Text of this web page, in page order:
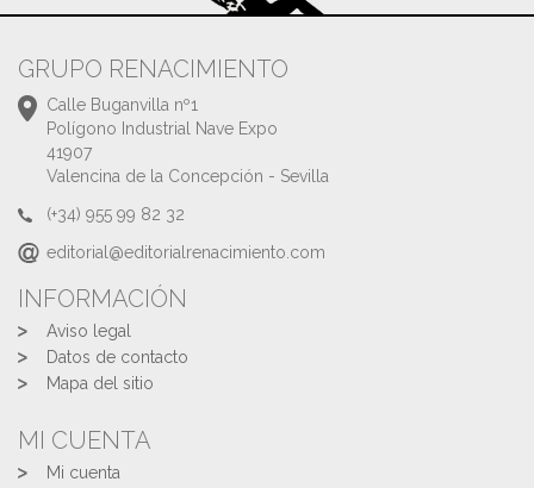
GRUPO RENACIMIENTO
Calle Buganvilla nº1
Polígono Industrial Nave Expo
41907
Valencina de la Concepción - Sevilla
(+34) 955 99 82 32
editorial@editorialrenacimiento.com
INFORMACIÓN
Aviso legal
Datos de contacto
Mapa del sitio
MI CUENTA
Mi cuenta